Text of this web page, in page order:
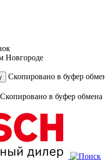
Новгороде
Скопировано в буфер
Скопировано в буфер обмена